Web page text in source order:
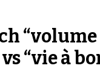
“volume
“vie à